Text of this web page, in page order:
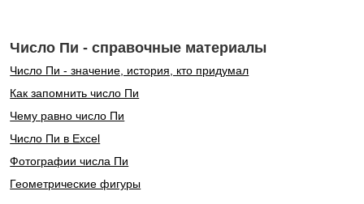
Число Пи - справочные материалы
Число Пи - значение, история, кто придумал
Как запомнить число Пи
Чему равно число Пи
Число Пи в Excel
Фотографии числа Пи
Геометрические фигуры